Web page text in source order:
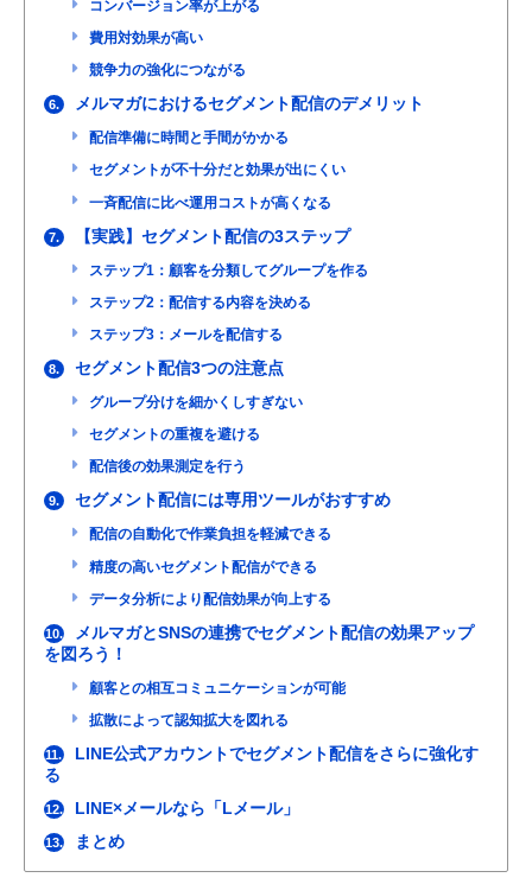
コンバージョン率が上がる
費用対効果が高い
競争力の強化につながる
6. メルマガにおけるセグメント配信のデメリット
配信準備に時間と手間がかかる
セグメントが不十分だと効果が出にくい
一斉配信に比べ運用コストが高くなる
7. 【実践】セグメント配信の3ステップ
ステップ1：顧客を分類してグループを作る
ステップ2：配信する内容を決める
ステップ3：メールを配信する
8. セグメント配信3つの注意点
グループ分けを細かくしすぎない
セグメントの重複を避ける
配信後の効果測定を行う
9. セグメント配信には専用ツールがおすすめ
配信の自動化で作業負担を軽減できる
精度の高いセグメント配信ができる
データ分析により配信効果が向上する
10.
メルマガとSNSの連携でセグメント配信の効果アップ
を図ろう！
顧客との相互コミュニケーションが可能
拡散によって認知拡大を図れる
11.
LINE公式アカウントでセグメント配信をさらに強化す
る
12. LINE×メールなら「Lメール」
13. まとめ